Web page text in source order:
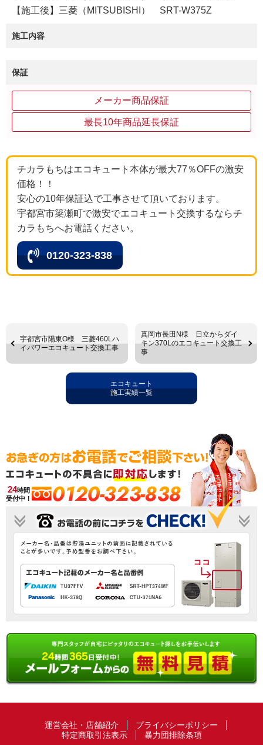
【施工後】三菱（MITSUBISHI） SRT-W375Z
施工内容
保証
メーカー商品保証
最長10年商品延長保証
チカラもちはエコキュート本体が最大77％OFFの激安
価格！！
安心の10年保証込で工事させて頂いております。
宇都宮市簗瀬町で激安でエコキュート交換するならチ
カラもちへお電話ください。
0120-323-838
宇都宮市陽東O様 三菱460Lハ
イパワーエコキュート交換工事
真岡市長田N様 日立からダイ
キン370Lのエコキュート交換工
事
エコキュート
施工実績一覧
24時間
受付中！
0120-323-838
運営会社・店舗紹介
プライバシーポリシー
特定商取引法表示
暴力団排除条項